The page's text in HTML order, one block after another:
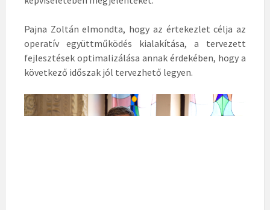
Pajna Zoltán elmondta, hogy az értekezlet célja az
operatív együttműködés kialakítása, a tervezett
fejlesztések optimalizálása annak érdekében, hogy a
következő időszak jól tervezhető legyen.